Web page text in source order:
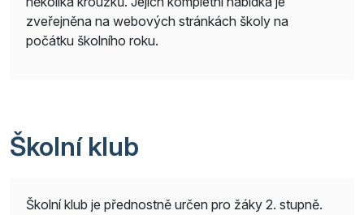
zveřejněna na webových stránkách školy na
počátku školního roku.
Školní klub
Školní klub je přednostně určen pro žáky 2. stupně.